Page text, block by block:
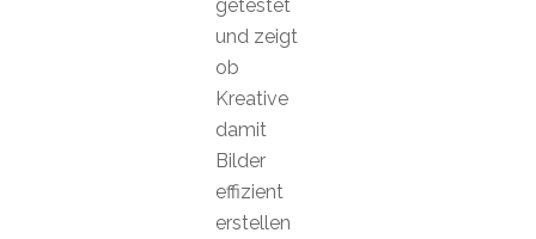
getestet
und zeigt
ob
Kreative
damit
Bilder
effizient
erstellen